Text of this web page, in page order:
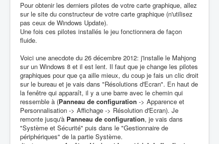
Pour obtenir les derniers pilotes de votre carte graphique, allez
sur le site du constructeur de votre carte graphique (n'utilisez
pas ceux de Windows Update).
Une fois ces pilotes installés le jeu fonctionnera de façon
fluide.
Voici une anecdote du 26 décembre 2012: j'installe le Mahjong
sur un Windows 8 et il est lent. Il faut que je change les pilotes
graphiques pour que ça aille mieux, du coup je fais un clic droit
sur le bureau et je vais dans "Résolutions d'Ecran". En haut de
la fenêtre qui apparaît, il y a une barre avec le chemin qui
ressemble à (Panneau de configuration -> Apparence et
Personnalisation -> Affichage -> Résolution d'Ecran). Je
remonte jusqu'à Panneau de configuration, je vais dans
"Système et Sécurité" puis dans le "Gestionnaire de
périphériques" de la partie Système.